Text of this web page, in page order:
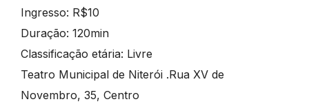
Ingresso: R$10
Duração: 120min
Classificação etária: Livre
Teatro Municipal de Niterói .Rua XV de
Novembro, 35, Centro